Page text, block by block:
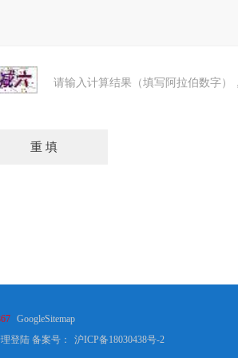
请输入计算结果（填写阿拉伯数字）
GoogleSitemap
登陆 备案号： 沪ICP备18030438号-2